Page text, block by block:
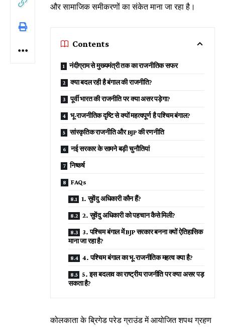
और सामाजिक समीकरणों का संकेत माना जा रहा है।
Contents
नंदीग्राम से मुख्यमंत्री तक का राजनीतिक सफर
क्या बदल रही है बंगाल की राजनीति?
पूर्वी भारत की राजनीति पर क्या असर पड़ेगा?
भू-राजनीतिक दृष्टि से क्यों महत्वपूर्ण है पश्चिम बंगाल?
सांस्कृतिक राजनीति और BJP की रणनीति
नई सरकार के सामने बड़ी चुनौतियां
निष्कर्ष
FAQs
1. सुवेंदु अधिकारी कौन हैं?
2. सुवेंदु अधिकारी को पहचान कैसे मिली?
3. पश्चिम बंगाल में BJP सरकार बनना क्यों ऐतिहासिक
माना जा रहा है?
4. पश्चिम बंगाल का भू-राजनीतिक महत्व क्या है?
5. इस बदलाव का राष्ट्रीय राजनीति पर क्या असर पड़
सकता है?
कोलकाता के ब्रिगेड परेड ग्राउंड में आयोजित शपथ ग्रहण